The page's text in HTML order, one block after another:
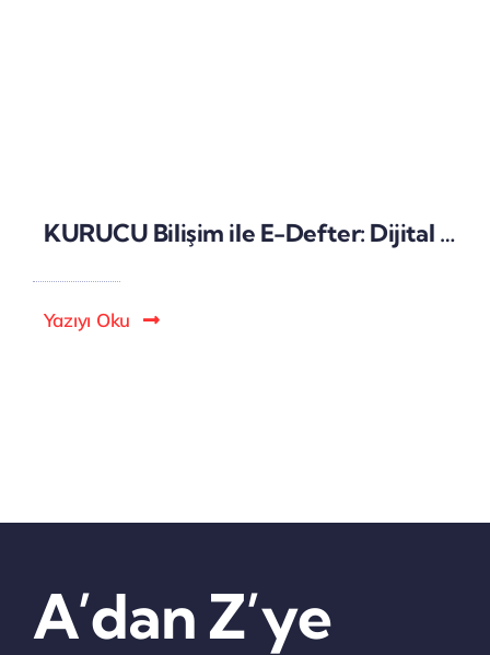
KURUCU Bilişim ile E-Defter: Dijital Muhasebeye Geçişin Akıllı Yolu
Yazıyı Oku
A’dan Z’ye